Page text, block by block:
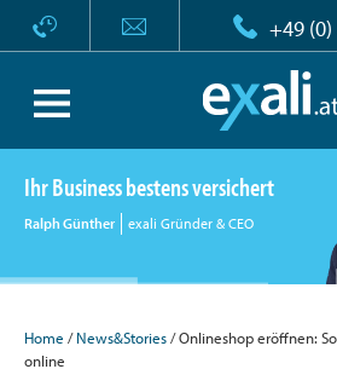
+49
Ihr Business bestens versichert
Ralph Günther exali Gründer & CEO
Home /News&Stories/ Onlineshop eröffnen:
online